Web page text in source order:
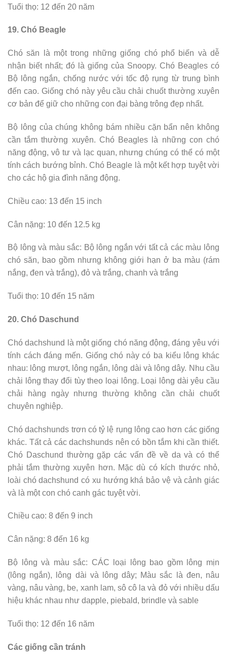
Tuổi thọ: 12 đến 20 năm
19. Chó Beagle
Chó săn là một trong những giống chó phổ biến và dễ
nhận biết nhất; đó là giống của Snoopy. Chó Beagles có
Bộ lông ngắn, chống nước với tốc độ rụng từ trung bình
đến cao. Giống chó này yêu cầu chải chuốt thường xuyên
cơ bản để giữ cho những con đại bàng trông đẹp nhất.
Bộ lông của chúng không bám nhiều cặn bẩn nên không
cần tắm thường xuyên. Chó Beagles là những con chó
năng động, vô tư và lạc quan, nhưng chúng có thể có một
tính cách bướng bỉnh. Chó Beagle là một kết hợp tuyệt vời
cho các hộ gia đình năng động.
Chiều cao: 13 đến 15 inch
Cân nặng: 10 đến 12.5 kg
Bộ lông và màu sắc: Bộ lông ngắn với tất cả các màu lông
chó săn, bao gồm nhưng không giới hạn ở ba màu (rám
nắng, đen và trắng), đỏ và trắng, chanh và trắng
Tuổi thọ: 10 đến 15 năm
20. Chó Daschund
Chó dachshund là một giống chó năng động, đáng yêu với
tính cách đáng mến. Giống chó này có ba kiểu lông khác
nhau: lông mượt, lông ngắn, lông dài và lông dây. Nhu cầu
chải lông thay đổi tùy theo loại lông. Loại lông dài yêu cầu
chải hàng ngày nhưng thường không cần chải chuốt
chuyên nghiệp.
Chó dachshunds trơn có tỷ lệ rụng lông cao hơn các giống
khác. Tất cả các dachshunds nên có bồn tắm khi cần thiết.
Chó Daschund thường gặp các vấn đề về da và có thể
phải tắm thường xuyên hơn. Mặc dù có kích thước nhỏ,
loài chó dachshund có xu hướng khá bảo vệ và cảnh giác
và là một con chó canh gác tuyệt vời.
Chiều cao: 8 đến 9 inch
Cân nặng: 8 đến 16 kg
Bộ lông và màu sắc: CÁC loại lông bao gồm lông mịn
(lông ngắn), lông dài và lông dây; Màu sắc là đen, nâu
vàng, nâu vàng, be, xanh lam, sô cô la và đỏ với nhiều dấu
hiệu khác nhau như dapple, piebald, brindle và sable
Tuổi thọ: 12 đến 16 năm
Các giống cần tránh